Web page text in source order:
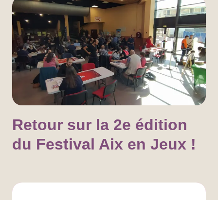
Retour sur la 2e édition
du Festival Aix en Jeux !